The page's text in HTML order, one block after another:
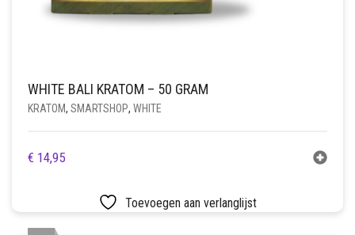
WHITE BALI KRATOM – 50 GRAM
KRATOM, SMARTSHOP, WHITE
€ 14,95
Toevoegen aan verlanglijst